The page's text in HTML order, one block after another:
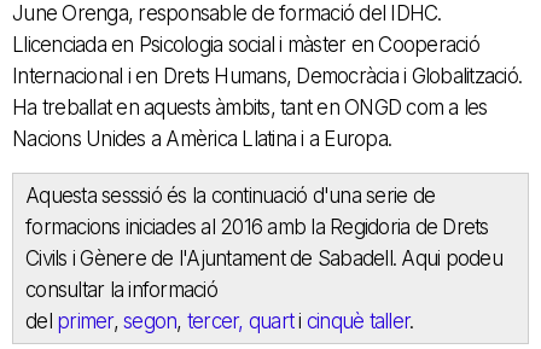
June Orenga, responsable de formació del IDHC.
Llicenciada en Psicologia social i màster en Cooperació
Internacional i en Drets Humans, Democràcia i Globalització.
Ha treballat en aquests àmbits, tant en ONGD com a les
Nacions Unides a Amèrica Llatina i a Europa.
Aquesta sesssió és la continuació d'una serie de
formacions iniciades al 2016 amb la Regidoria de Drets
Civils i Gènere de l'Ajuntament de Sabadell. Aqui podeu
consultar la informació
del primer, segon, tercer, quarti cinquè taller.